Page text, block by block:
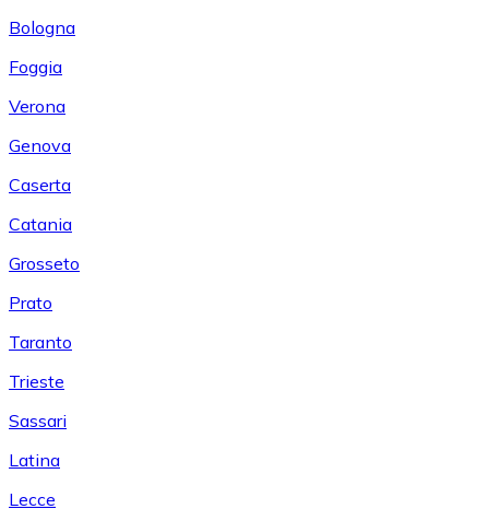
Bologna
Foggia
Verona
Genova
Caserta
Catania
Grosseto
Prato
Taranto
Trieste
Sassari
Latina
Lecce